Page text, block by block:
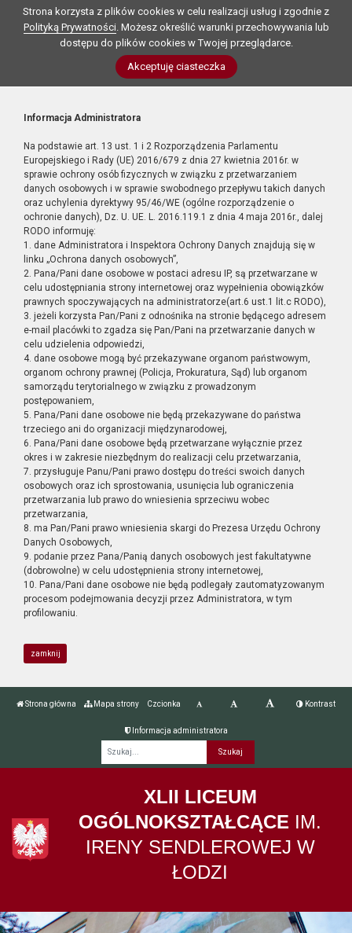
Strona korzysta z plików cookies w celu realizacji usług i zgodnie z
Polityką Prywatności. Możesz określić warunki przechowywania lub
dostępu do plików cookies w Twojej przeglądarce.
Akceptuję ciasteczka
Informacja Administratora
Na podstawie art. 13 ust. 1 i 2 Rozporządzenia Parlamentu
Europejskiego i Rady (UE) 2016/679 z dnia 27 kwietnia 2016r. w
sprawie ochrony osób fizycznych w związku z przetwarzaniem
danych osobowych i w sprawie swobodnego przepływu takich danych
oraz uchylenia dyrektywy 95/46/WE (ogólne rozporządzenie o
ochronie danych), Dz. U. UE. L. 2016.119.1 z dnia 4 maja 2016r., dalej
RODO informuję:
1. dane Administratora i Inspektora Ochrony Danych znajdują się w
linku „Ochrona danych osobowych”,
2. Pana/Pani dane osobowe w postaci adresu IP, są przetwarzane w
celu udostępniania strony internetowej oraz wypełnienia obowiązków
prawnych spoczywających na administratorze(art.6 ust.1 lit.c RODO),
3. jeżeli korzysta Pan/Pani z odnośnika na stronie będącego adresem
e-mail placówki to zgadza się Pan/Pani na przetwarzanie danych w
celu udzielenia odpowiedzi,
4. dane osobowe mogą być przekazywane organom państwowym,
organom ochrony prawnej (Policja, Prokuratura, Sąd) lub organom
samorządu terytorialnego w związku z prowadzonym
postępowaniem,
5. Pana/Pani dane osobowe nie będą przekazywane do państwa
trzeciego ani do organizacji międzynarodowej,
6. Pana/Pani dane osobowe będą przetwarzane wyłącznie przez
okres i w zakresie niezbędnym do realizacji celu przetwarzania,
7. przysługuje Panu/Pani prawo dostępu do treści swoich danych
osobowych oraz ich sprostowania, usunięcia lub ograniczenia
przetwarzania lub prawo do wniesienia sprzeciwu wobec
przetwarzania,
8. ma Pan/Pani prawo wniesienia skargi do Prezesa Urzędu Ochrony
Danych Osobowych,
9. podanie przez Pana/Panią danych osobowych jest fakultatywne
(dobrowolne) w celu udostępnienia strony internetowej,
10. Pana/Pani dane osobowe nie będą podlegały zautomatyzowanym
procesom podejmowania decyzji przez Administratora, w tym
profilowaniu.
zamknij
Strona główna Mapa strony Czcionka Kontrast
Informacja administratora
XLII LICEUM
OGÓLNOKSZTAŁCĄCE IM.
IRENY SENDLEROWEJ W
ŁODZI